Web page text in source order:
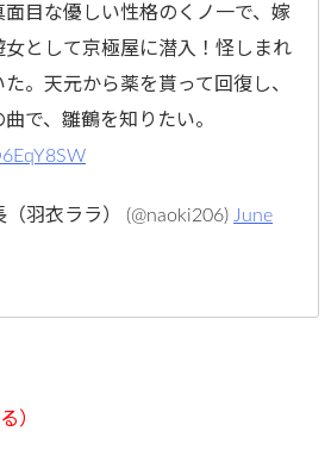
目な優しい性格のくノ一で、嫁
女として京極屋に潜入！怪しまれ
。天元から薬を貰って回復し、
で、雛鶴を知りたい。
羽衣ララ） (@naoki206) June
）